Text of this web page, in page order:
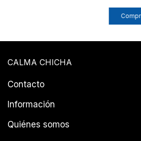
CALMA CHICHA
Contacto
Información
Quiénes somos